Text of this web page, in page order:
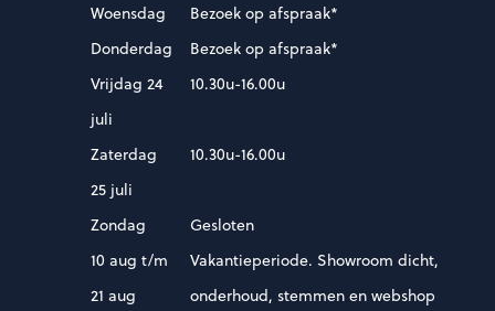
Woensdag
Bezoek op afspraak*
Donderdag
Bezoek op afspraak*
Vrijdag 24
juli
10.30u-16.00u
Zaterdag
25 juli
10.30u-16.00u
Zondag
Gesloten
10 aug t/m
21 aug
Vakantieperiode. Showroom dicht,
onderhoud, stemmen en webshop